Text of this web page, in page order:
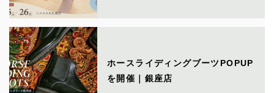
ホースライディングブーツPOPUP
を開催｜銀座店